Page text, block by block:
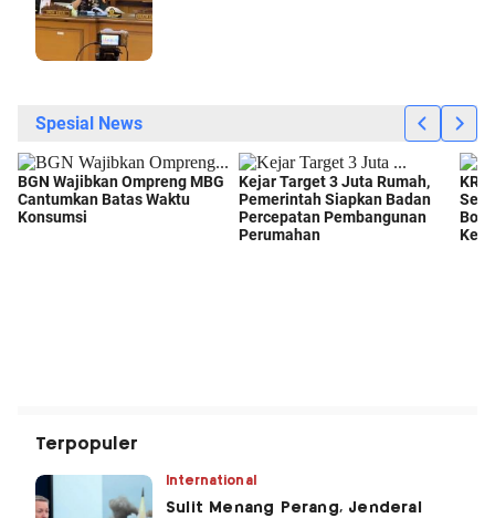
Terpopuler
International
Sulit Menang Perang, Jenderal